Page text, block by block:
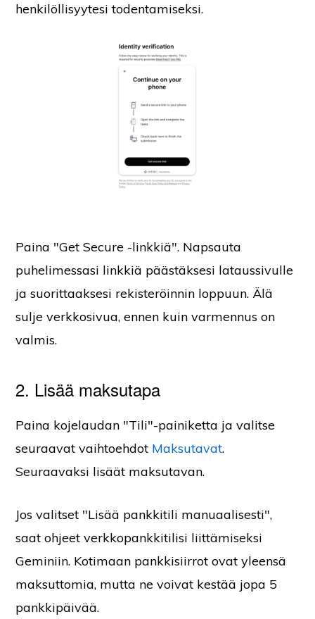
henkilöllisyytesi todentamiseksi.
Paina "Get Secure -linkkiä". Napsauta
puhelimessasi linkkiä päästäksesi lataussivulle
ja suorittaaksesi rekisteröinnin loppuun. Älä
sulje verkkosivua, ennen kuin varmennus on
valmis.
2. Lisää maksutapa
Paina kojelaudan "Tili"-painiketta ja valitse
seuraavat vaihtoehdot Maksutavat.
Seuraavaksi lisäät maksutavan.
Jos valitset "Lisää pankkitili manuaalisesti",
saat ohjeet verkkopankkitilisi liittämiseksi
Geminiin. Kotimaan pankkisiirrot ovat yleensä
maksuttomia, mutta ne voivat kestää jopa 5
pankkipäivää.